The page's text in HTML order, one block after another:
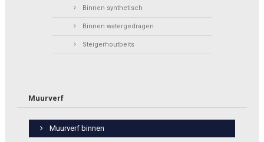
Binnen synthetisch
Binnen watergedragen
Steigerhoutbeits
Muurverf
Muurverf binnen